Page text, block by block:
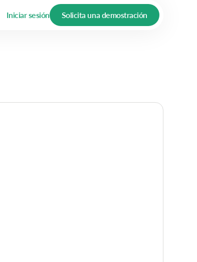
Iniciar sesión Solicita una demostración